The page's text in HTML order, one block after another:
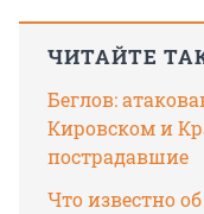
ЧИТАЙТЕ
Беглов:
Кировском и
пострадавшие
Что известно